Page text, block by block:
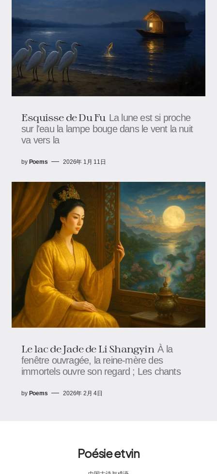
Esquisse de Du Fu La lune est si proche
sur l'eau la lampe bouge dans le vent la nuit
va vers la
by Poems 2026年 1月 11日
Le lac de Jade de Li Shangyin À la
fenêtre ouvragée, la reine-mère des
immortels ouvre son regard ; Les chants
by Poems 2026年 2月 4日
Poésie et vin